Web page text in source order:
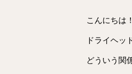
こんにちは
ドライヘッ
どういう関